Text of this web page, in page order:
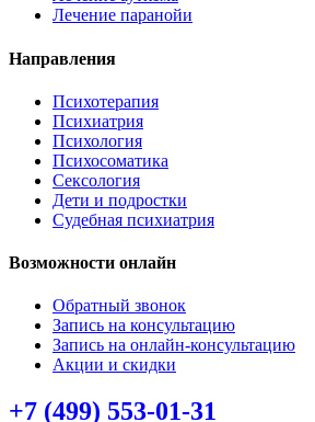
Лечение паранойи
Направления
Психотерапия
Психиатрия
Психология
Психосоматика
Сексология
Дети и подростки
Судебная психиатрия
Возможности онлайн
Обратный звонок
Запись на консультацию
Запись на онлайн-консультацию
Акции и скидки
+7 (499) 553-01-31